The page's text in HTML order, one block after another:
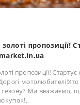
пропозиції!
пропозиції!
сезону? Ми вважаємо,